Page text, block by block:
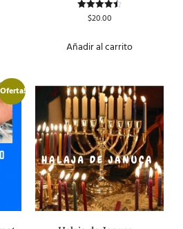
Valorado
$20.00
Añadir al carrito